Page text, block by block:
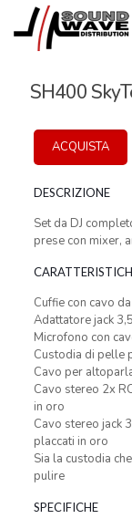
SH400
ACQUISTA
DESCRIZIONE
Set da DJ
prese con mixer,
Cuffie con cavo
Adattatore jack
Microfono con
Custodia di pelle
Cavo per
Cavo stereo 2x
in oro
Cavo stereo jack
placcati in oro
Sia la custodia
pulire
SPECIFICHE